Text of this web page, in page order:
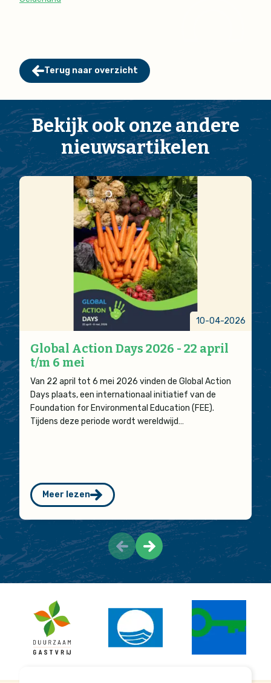
Terug naar overzicht
Bekijk ook onze andere
nieuwsartikelen
10-04-2026
Global Action Days 2026 - 22 april
t/m 6 mei
Van 22 april tot 6 mei 2026 vinden de Global Action
Days plaats, een internationaal initiatief van de
Foundation for Environmental Education (FEE).
Tijdens deze periode wordt wereldwijd…
Meer lezen